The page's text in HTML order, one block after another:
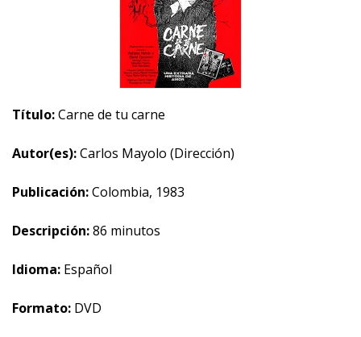
Título:Carne de tu carne
Autor(es):Carlos Mayolo (Dirección)
Publicación:Colombia, 1983
Descripción:86 minutos
Idioma: Español
Formato: DVD